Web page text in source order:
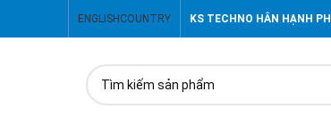
ENGLISH COUNTRY KS TECHNO HÂN HẠNH